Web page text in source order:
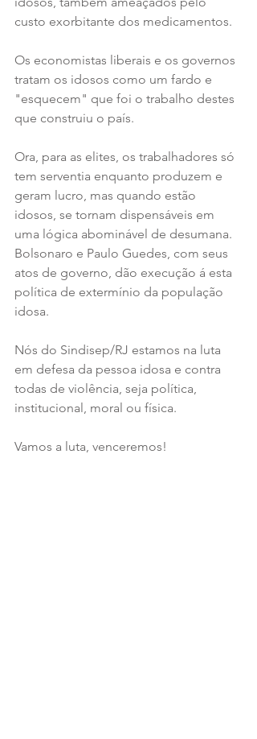
custo exorbitante dos medicamentos.
Os economistas liberais e os governos
tratam os idosos como um fardo e
"esquecem" que foi o trabalho destes
que construiu o país.
Ora, para as elites, os trabalhadores só
tem serventia enquanto produzem e
geram lucro, mas quando estão
idosos, se tornam dispensáveis em
uma lógica abominável de desumana.
Bolsonaro e Paulo Guedes, com seus
atos de governo, dão execução á esta
política de extermínio da população
idosa.
Nós do Sindisep/RJ estamos na luta
em defesa da pessoa idosa e contra
todas de violência, seja política,
institucional, moral ou física.
Vamos a luta, venceremos!